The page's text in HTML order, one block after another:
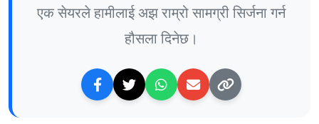
एक सेयरले हामीलाई अझ राम्रो सामग्री सिर्जना गर्न
हौसला दिनेछ।